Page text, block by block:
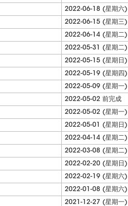
2022-06-18 (星期六)
2022-06-15 (星期三)
2022-06-14 (星期二)
2022-05-31 (星期二)
2022-05-15 (星期日)
2022-05-19 (星期四)
2022-05-09 (星期一)
2022-05-02 前完成
2022-05-02 (星期一)
2022-05-01 (星期日)
2022-04-14 (星期二)
2022-03-08 (星期二)
2022-02-20 (星期日)
2022-02-19 (星期六)
2022-01-08 (星期六)
2021-12-27 (星期一)